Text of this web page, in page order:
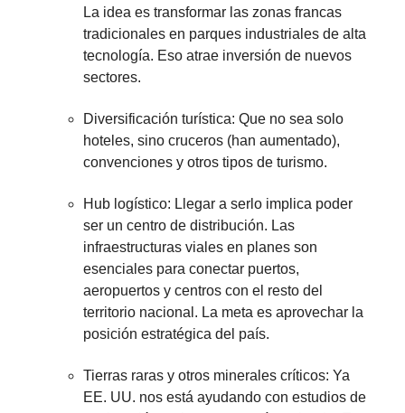
La idea es transformar las zonas francas
tradicionales en parques industriales de alta
tecnología. Eso atrae inversión de nuevos
sectores.
Diversificación turística: Que no sea solo
hoteles, sino cruceros (han aumentado),
convenciones y otros tipos de turismo.
Hub logístico: Llegar a serlo implica poder
ser un centro de distribución. Las
infraestructuras viales en planes son
esenciales para conectar puertos,
aeropuertos y centros con el resto del
territorio nacional. La meta es aprovechar la
posición estratégica del país.
Tierras raras y otros minerales críticos: Ya
EE. UU. nos está ayudando con estudios de